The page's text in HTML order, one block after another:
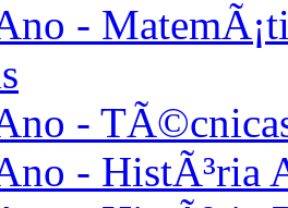
-
-
- HistÃ³ria